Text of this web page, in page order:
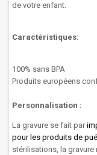
de votre enfant.
Caractéristiques:
100% sans BPA
Produits européens
Personnalisation :
La gravure se fait par
pour les produits de
stérilisations, la gravure